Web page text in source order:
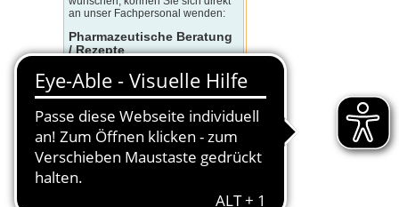
an unser Fachpersonal wenden:
Pharmazeutische Beratung
/ Rezepte
Mo-Fr 8:00 - 17:00
(Telefonkosten sind abhängig von
Telefonanbieter und -tarif)
KLICK DES TAGES
Weichkapseln